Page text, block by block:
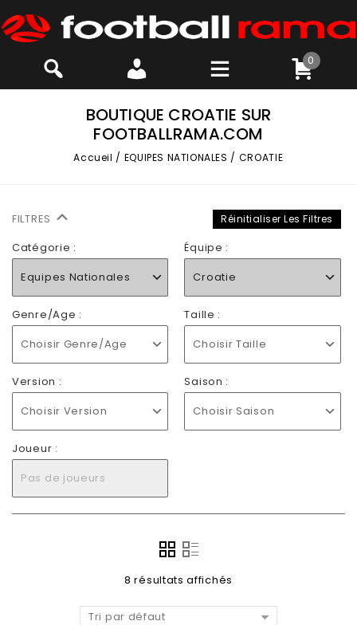
0
BOUTIQUE CROATIE SUR
FOOTBALLRAMA.COM
Accueil / EQUIPES NATIONALES / CROATIE
FILTRES Réinitialiser Les Filtres
Catégorie :
Equipes Nationales
Équipe :
Croatie
Genre/Age :
Choisir Genre/Age
Taille :
Choisir Taille
Version :
Choisir Version
Saison :
Choisir Saison
Joueur :
Pas de joueurs
8 résultats affichés
Tri par défaut